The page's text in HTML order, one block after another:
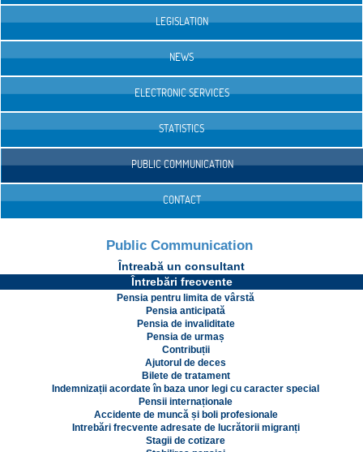
LEGISLATION
NEWS
ELECTRONIC SERVICES
STATISTICS
PUBLIC COMMUNICATION
CONTACT
Public Communication
Întreabă un consultant
Întrebări frecvente
Pensia pentru limita de vârstă
Pensia anticipată
Pensia de invaliditate
Pensia de urmaș
Contribuții
Ajutorul de deces
Bilete de tratament
Indemnizații acordate în baza unor legi cu caracter special
Pensii internaționale
Accidente de muncă și boli profesionale
Intrebări frecvente adresate de lucrătorii migranți
Stagii de cotizare